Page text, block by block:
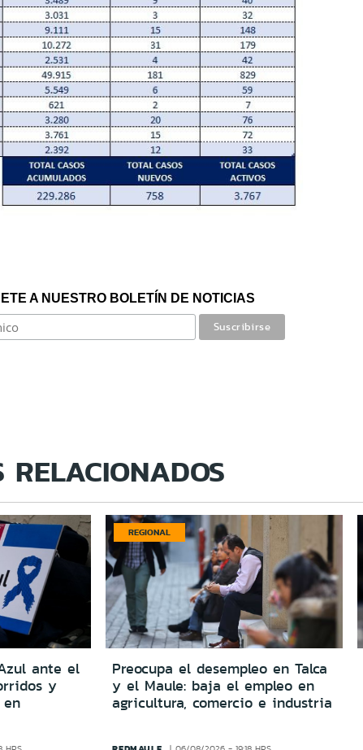
A NUESTRO BOLETÍN DE NOTICIAS
RELACIONADOS
ante el
y
REGIONAL
Preocupa el desempleo en Talca
y el Maule: baja el empleo en
agricultura, comercio e industria